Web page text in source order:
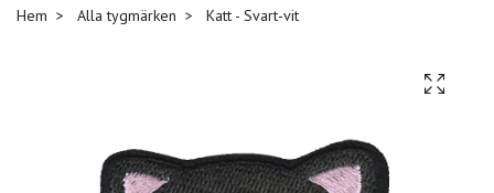
Hem Alla tygmärken Katt - Svart-vit